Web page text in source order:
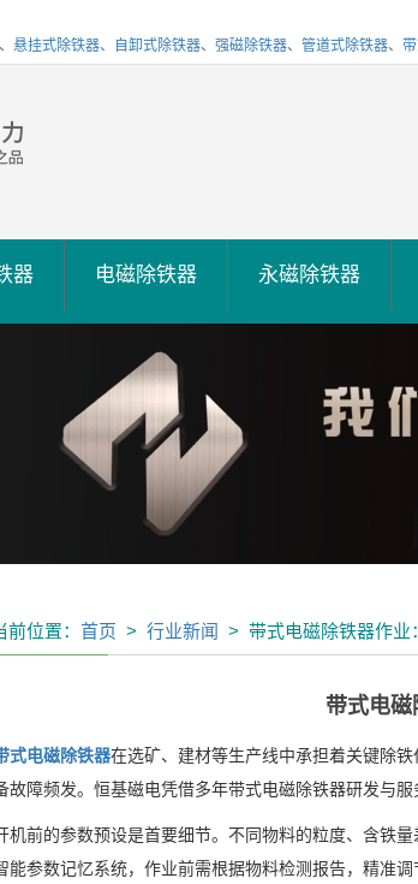
悬挂式除铁器、 自卸式除铁器、 强磁除铁器、 管道式除铁器、
器 电磁除铁器 永磁除铁器
前位置： 首页 > 行业新闻 > 带式电磁除铁器作业
带式电磁
式电磁除铁器在选矿、建材等生产线中承担着关键除
故障频发。恒基磁电凭借多年带式电磁除铁器研发与
机前的参数预设是首要细节。不同物料的粒度、含铁
能参数记忆系统，作业前需根据物料检测报告，精准